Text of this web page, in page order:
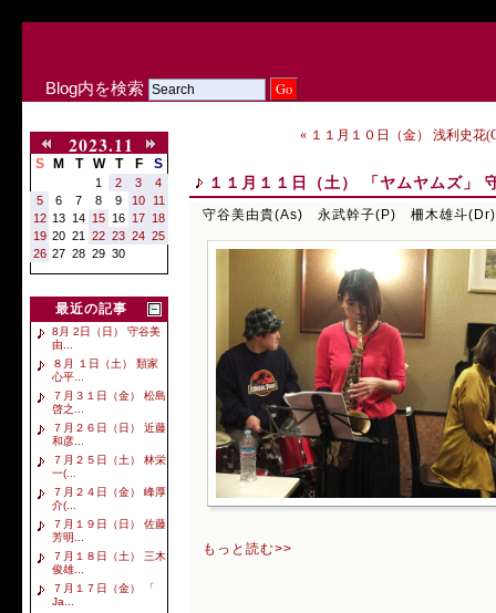
Blog内を検索
2023.11
S M T W T F S
1 2 3
4
5
6 7 8 9 10
11
12 13 14 15 16 17 18
19 20 21 22 23 24 25
26 27 28 29 30
最近の記事
8月 2日（日） 守谷美
由...
８月 １日（土） 類家
心平...
７月３１日（金） 松島
啓之...
７月２６日（日） 近藤
和彦...
７月２５日（土） 林栄
一(...
７月２４日（金） 峰厚
介(...
７月１９日（日） 佐藤
芳明...
７月１８日（土） 三木
俊雄...
７月１７日（金） 「
Ja...
« １１月１０日（金） 浅利史
１１月１１日（土） 「ヤムヤムズ
守谷美由貴(As) 永武幹子(P) 柵木雄斗(Dr)
もっと読む>>